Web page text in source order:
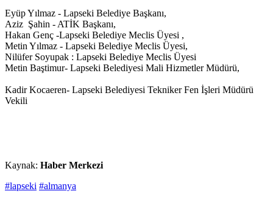
Eyüp Yılmaz - Lapseki Belediye Başkanı,
Aziz Şahin - ATİK Başkanı,
Hakan Genç -Lapseki Belediye Meclis Üyesi ,
Metin Yılmaz - Lapseki Belediye Meclis Üyesi,
Nilüfer Soyupak : Lapseki Belediye Meclis Üyesi
Metin Baştimur- Lapseki Belediyesi Mali Hizmetler Müdürü,
Kadir Kocaeren- Lapseki Belediyesi Tekniker Fen İşleri Müdürü
Vekili
Kaynak: Haber Merkezi
#lapseki #almanya